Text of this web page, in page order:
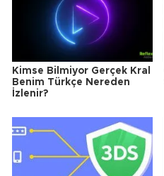
Kimse Bilmiyor Gerçek Kral
Benim Türkçe Nereden
İzlenir?